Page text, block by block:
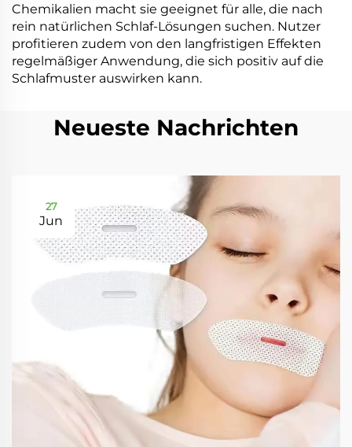
Chemikalien macht sie geeignet für alle, die nach
rein natürlichen Schlaf-Lösungen suchen. Nutzer
profitieren zudem von den langfristigen Effekten
regelmäßiger Anwendung, die sich positiv auf die
Schlafmuster auswirken kann.
Neueste Nachrichten
27
Jun